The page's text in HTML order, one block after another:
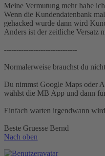
Meine Vermutung mehr habe
Wenn die Kundendatenbank
gehacked wurde dann wird
Anders ist der zeitliche Versatz
------------------------------
Normalerweise brauchst du
Du nimmst Google Maps oder
wählst die MB App und dann
Einfach warten irgendwann
Beste Gruesse Bernd
Nach oben